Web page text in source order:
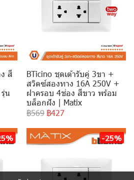
สี
น
BTicino ชุดเต้ารับคู่ 3ขา +
สวิตซ์สองทาง 16A 250V +
ฝาครอบ 4ช่อง สีขาว พร้อม
บล็อกฝัง | Matix
฿569 ฿427
-25%